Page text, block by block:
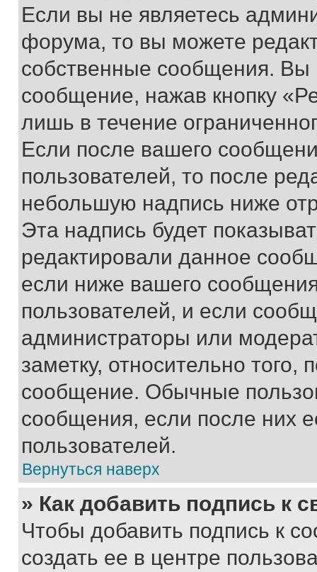
Если вы не являетесь
форума, то вы можете
собственные сообщения. Вы
сообщение, нажав кнопку
лишь в течение
Если после вашего
пользователей, то после
небольшую надпись ниже
Эта надпись будет
редактировали данное
если ниже вашего
пользователей, и если
администраторы или
заметку, относительно
сообщение. Обычные
сообщения, если после них
пользователей.
Вернуться наверх
» Как добавить подпись к
Чтобы добавить подпись к
создать ее в центре